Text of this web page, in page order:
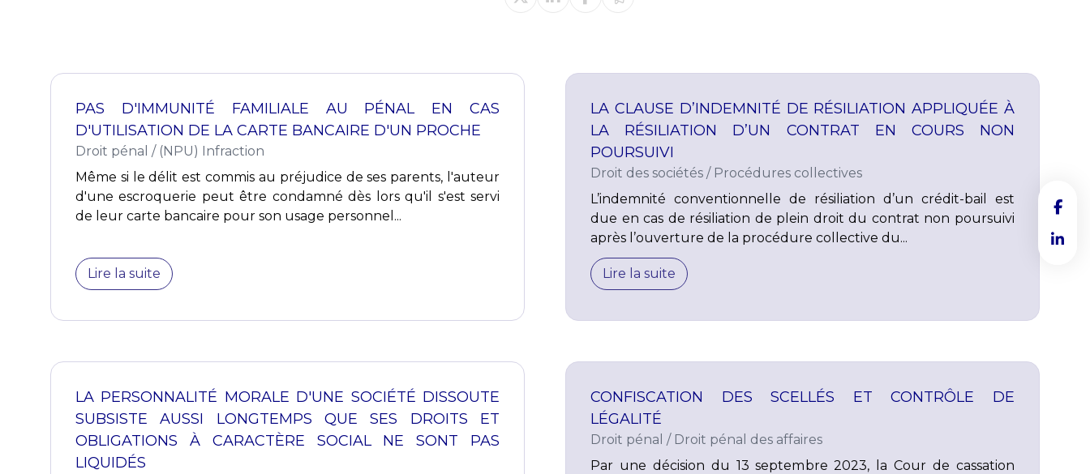
PAS D'IMMUNITÉ FAMILIALE AU PÉNAL EN CAS
D'UTILISATION DE LA CARTE BANCAIRE D'UN PROCHE
Droit pénal / (NPU) Infraction
Même si le délit est commis au préjudice de ses parents, l'auteur
d'une escroquerie peut être condamné dès lors qu'il s'est servi
de leur carte bancaire pour son usage personnel...
Lire la suite
LA CLAUSE D’INDEMNITÉ DE RÉSILIATION APPLIQUÉE À
LA RÉSILIATION D’UN CONTRAT EN COURS NON
POURSUIVI
Droit des sociétés / Procédures collectives
L’indemnité conventionnelle de résiliation d’un crédit-bail est
due en cas de résiliation de plein droit du contrat non poursuivi
après l’ouverture de la procédure collective du...
Lire la suite
LA PERSONNALITÉ MORALE D'UNE SOCIÉTÉ DISSOUTE
SUBSISTE AUSSI LONGTEMPS QUE SES DROITS ET
OBLIGATIONS À CARACTÈRE SOCIAL NE SONT PAS
LIQUIDÉS
CONFISCATION DES SCELLÉS ET CONTRÔLE DE
LÉGALITÉ
Droit pénal / Droit pénal des affaires
Par une décision du 13 septembre 2023, la Cour de cassation